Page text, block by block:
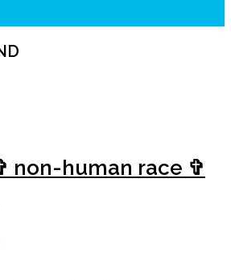
non-human race ✞